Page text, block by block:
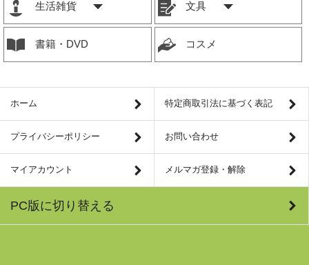
生活雑貨 文具
書籍・DVD コスメ
ホーム 特定商取引法に基づく表記
プライバシーポリシー お問い合わせ
マイアカウント メルマガ登録・解除
PC版に切り替える